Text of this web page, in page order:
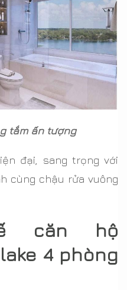
tắm ấn tượng
đại, sang trọng với
cùng chậu rửa vuông
căn hộ
4 phòng